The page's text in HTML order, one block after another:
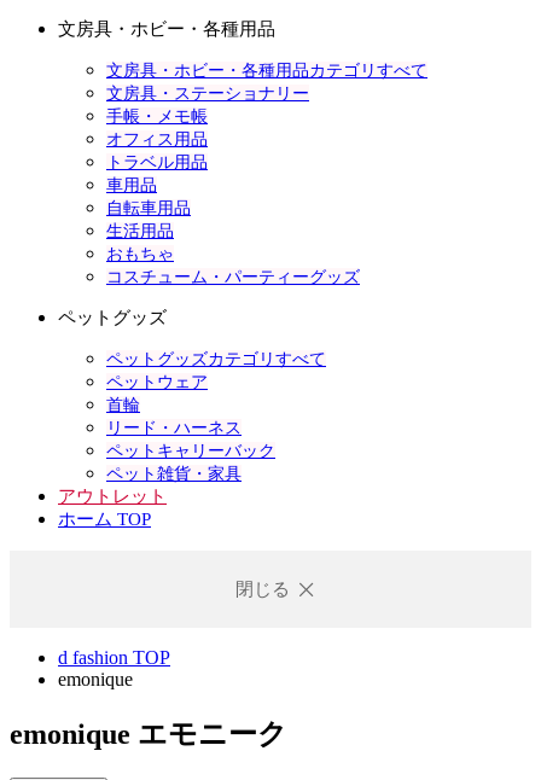
文房具・ホビー・各種用品
文房具・ホビー・各種用品カテゴリすべて
文房具・ステーショナリー
手帳・メモ帳
オフィス用品
トラベル用品
車用品
自転車用品
生活用品
おもちゃ
コスチューム・パーティーグッズ
ペットグッズ
ペットグッズカテゴリすべて
ペットウェア
首輪
リード・ハーネス
ペットキャリーバック
ペット雑貨・家具
アウトレット
ホーム TOP
閉じる
d fashion TOP
emonique
emonique エモニーク